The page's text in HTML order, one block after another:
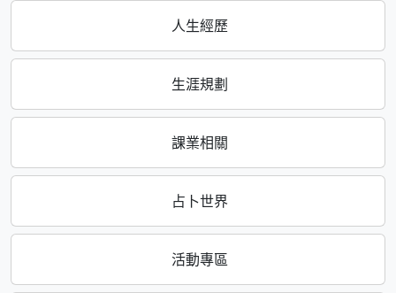
人生經歷
生涯規劃
課業相關
占卜世界
活動專區